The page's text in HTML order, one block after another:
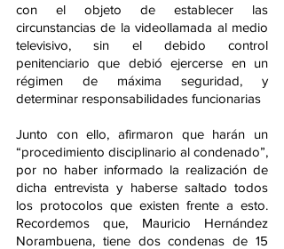
con el objeto de establecer las
circunstancias de la videollamada al medio
televisivo, sin el debido control
penitenciario que debió ejercerse en un
régimen de máxima seguridad, y
determinar responsabilidades funcionarias
Junto con ello, afirmaron que harán un
“procedimiento disciplinario al condenado”,
por no haber informado la realización de
dicha entrevista y haberse saltado todos
los protocolos que existen frente a esto.
Recordemos que, Mauricio Hernández
Norambuena, tiene dos condenas de 15